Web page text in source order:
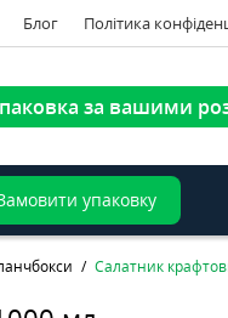
Блог Політика
за вашими
упаковку
Салатник